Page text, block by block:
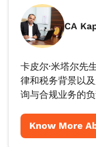
CA
卡皮尔·米塔尔先
律和税务背景以
询与合规业务的
Know More